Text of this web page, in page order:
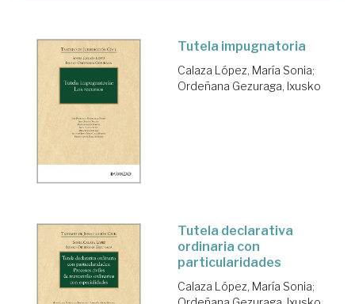
Tutela impugnatoria
Calaza López, María Sonia;
Ordeñana Gezuraga, Ixusko
Tutela declarativa
ordinaria con
particularidades
Calaza López, María Sonia;